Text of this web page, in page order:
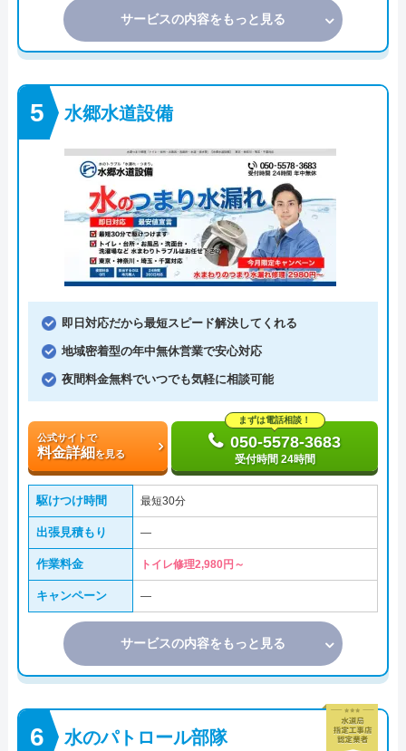
サービスの内容をもっと見る
水郷水道設備
即日対応だから最短スピード解決してくれる
地域密着型の年中無休営業で安心対応
夜間料金無料でいつでも気軽に相談可能
公式サイトで
料金詳細を見る
まずは電話相談！
050-5578-3683
受付時間 24時間
駆けつけ時間 最短30分
出張見積もり ―
作業料金 トイレ修理2,980円～
キャンペーン ―
サービスの内容をもっと見る
水のパトロール部隊